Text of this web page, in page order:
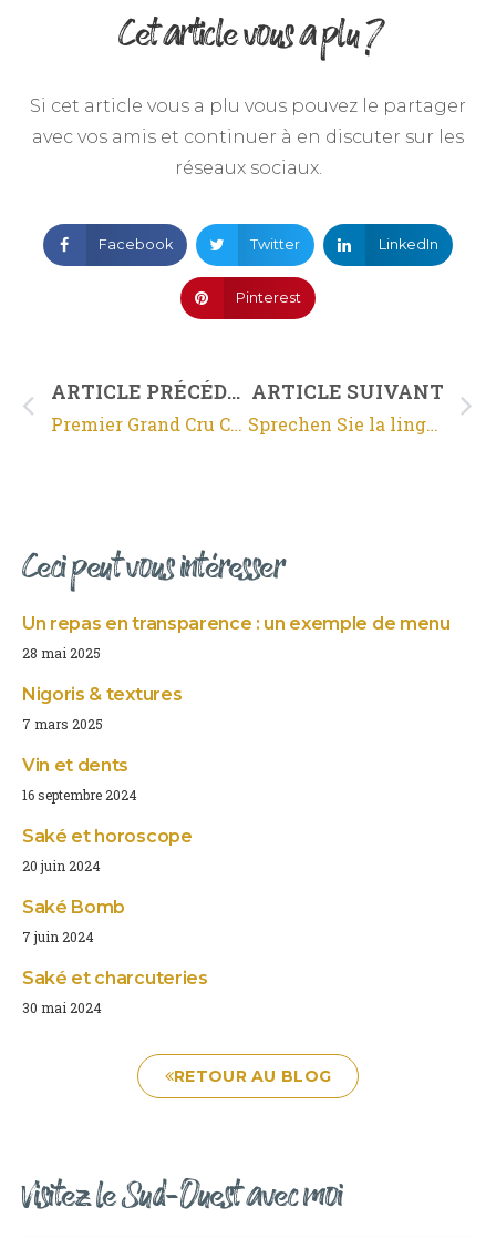
Cet article vous a plu ?
Si cet article vous a plu vous pouvez le partager
avec vos amis et continuer à en discuter sur les
réseaux sociaux.
Facebook Twitter LinkedIn
Pinterest
ARTICLE PRÉCÉDENT
Premier Grand Cru Classé Supérieur
ARTICLE SUIVANT
Sprechen Sie la lingua of the wine monde ?
Ceci peut vous intéresser
Un repas en transparence : un exemple de menu
28 mai 2025
Nigoris & textures
7 mars 2025
Vin et dents
16 septembre 2024
Saké et horoscope
20 juin 2024
Saké Bomb
7 juin 2024
Saké et charcuteries
30 mai 2024
RETOUR AU BLOG
Visitez le Sud-Ouest avec moi